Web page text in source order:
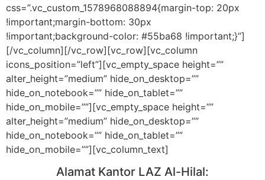
css=”.vc_custom_1578968088894{margin-top: 20px
!important;margin-bottom: 30px
!important;background-color: #55ba68 !important;}”]
[/vc_column][/vc_row][vc_row][vc_column
icons_position=”left”][vc_empty_space height=””
alter_height=”medium” hide_on_desktop=””
hide_on_notebook=”” hide_on_tablet=””
hide_on_mobile=””][vc_empty_space height=””
alter_height=”medium” hide_on_desktop=””
hide_on_notebook=”” hide_on_tablet=””
hide_on_mobile=””][vc_column_text]
Alamat Kantor LAZ Al-Hilal: